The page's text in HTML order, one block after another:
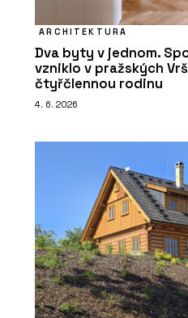
ARCHITEKTURA
Dva byty v jednom.
vzniklo v pražských
čtyřčlennou rodinu
4. 6. 2026